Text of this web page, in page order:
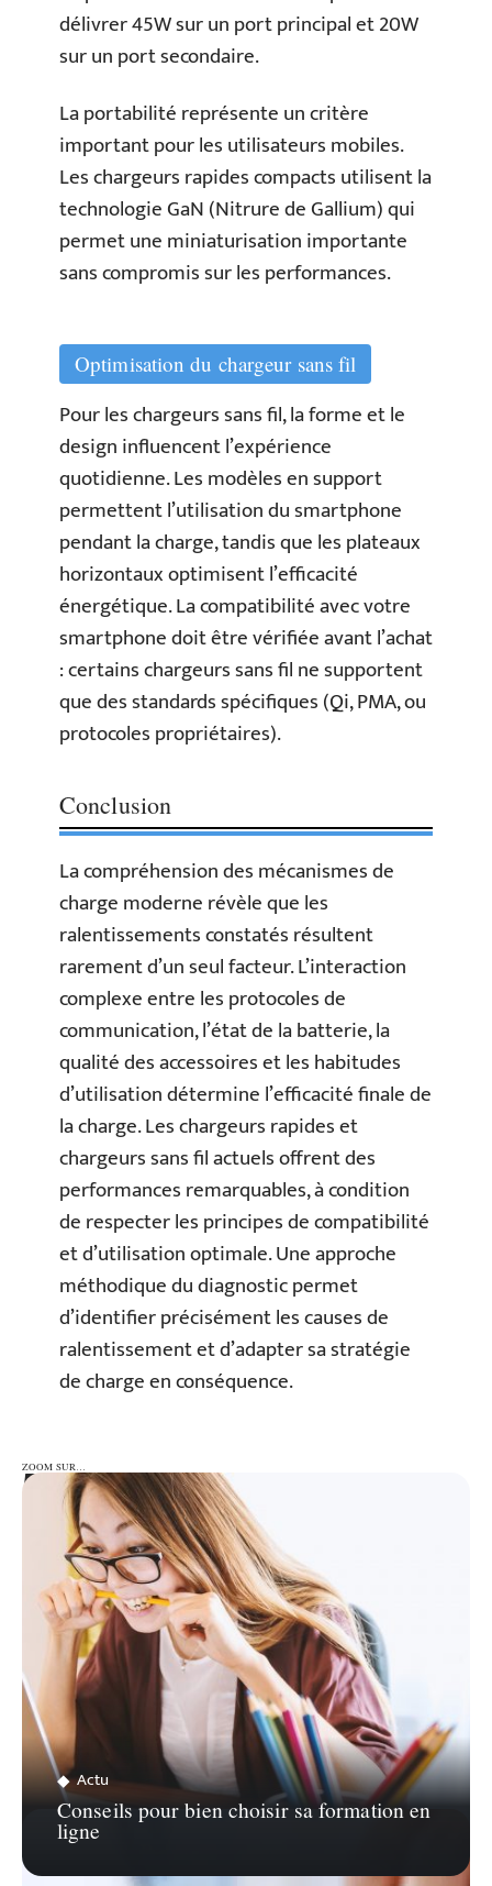
délivrer 45W sur un port principal et 20W
sur un port secondaire.
La portabilité représente un critère
important pour les utilisateurs mobiles.
Les chargeurs rapides compacts utilisent la
technologie GaN (Nitrure de Gallium) qui
permet une miniaturisation importante
sans compromis sur les performances.
Optimisation du chargeur sans fil
Pour les chargeurs sans fil, la forme et le
design influencent l’expérience
quotidienne. Les modèles en support
permettent l’utilisation du smartphone
pendant la charge, tandis que les plateaux
horizontaux optimisent l’efficacité
énergétique. La compatibilité avec votre
smartphone doit être vérifiée avant l’achat
: certains chargeurs sans fil ne supportent
que des standards spécifiques (Qi, PMA, ou
protocoles propriétaires).
Conclusion
La compréhension des mécanismes de
charge moderne révèle que les
ralentissements constatés résultent
rarement d’un seul facteur. L’interaction
complexe entre les protocoles de
communication, l’état de la batterie, la
qualité des accessoires et les habitudes
d’utilisation détermine l’efficacité finale de
la charge. Les chargeurs rapides et
chargeurs sans fil actuels offrent des
performances remarquables, à condition
de respecter les principes de compatibilité
et d’utilisation optimale. Une approche
méthodique du diagnostic permet
d’identifier précisément les causes de
ralentissement et d’adapter sa stratégie
de charge en conséquence.
ZOOM SUR…
ZOOM SUR…
Actu
Conseils pour bien choisir sa formation en
ligne